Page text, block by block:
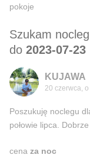
pokoje
Szukam
do 2023-07-23
KUJAWA
20 czerwca,
Poszukuję noclegu
połowie lipca.
cena za noc